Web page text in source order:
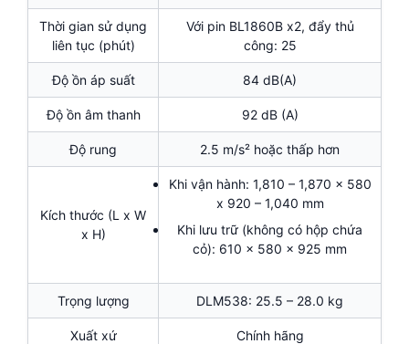
Thời gian sử dụng
liên tục (phút)
Với pin BL1860B x2, đẩy thủ
công: 25
Độ ồn áp suất 84 dB(A)
Độ ồn âm thanh 92 dB (A)
Độ rung 2.5 m/s² hoặc thấp hơn
Kích thước (L x W
x H)
Khi vận hành: 1,810 – 1,870 x 580
x 920 – 1,040 mm
Khi lưu trữ (không có hộp chứa
cỏ): 610 x 580 x 925 mm
Trọng lượng DLM538: 25.5 – 28.0 kg
Xuất xứ Chính hãng